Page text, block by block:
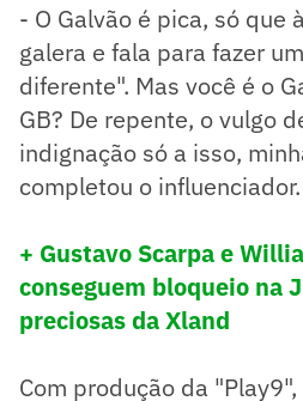
- O Galvão é pica, só que
galera e fala para fazer
diferente". Mas você é o
GB? De repente, o vulgo
indignação só a isso,
completou o influenciador.
+ Gustavo Scarpa e
conseguem bloqueio na
preciosas da Xland
Com produção da